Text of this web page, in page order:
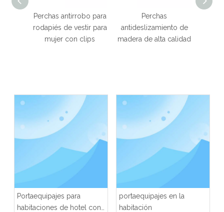
Perchas antirrobo para
rodapiés de vestir para
mujer con clips
Perchas
antideslizamiento de
madera de alta calidad
Portaequipajes para
habitaciones de hotel con
portaequipajes en la
habitación